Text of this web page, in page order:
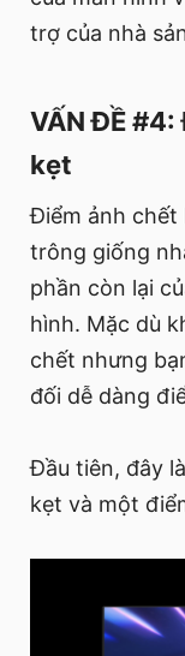
trợ của nhà
VẤN ĐỀ
kẹt
Điểm ảnh chết
trông giống
phần còn lại
hình. Mặc dù
chết nhưng
đối dễ dàng
Đầu tiên, đây
kẹt và một